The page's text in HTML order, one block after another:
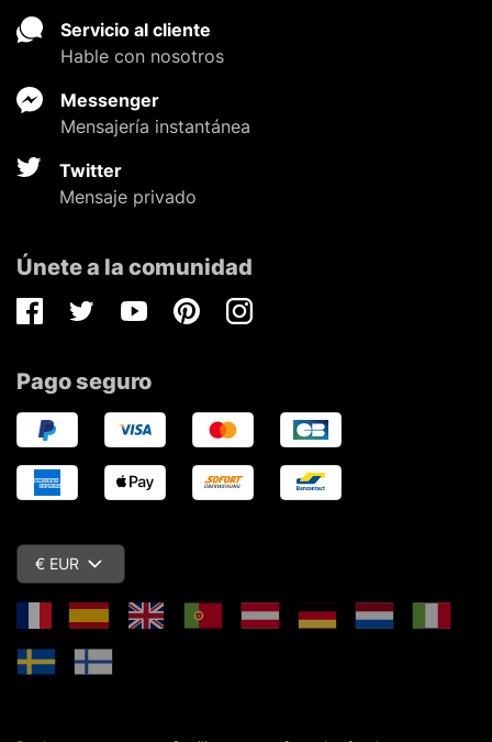
Servicio al cliente
Hable con nosotros
Messenger
Mensajería instantánea
Twitter
Mensaje privado
Únete a la comunidad
FacebookTwitterYoutubePinterestInstagram
Pago seguro
€ EUR